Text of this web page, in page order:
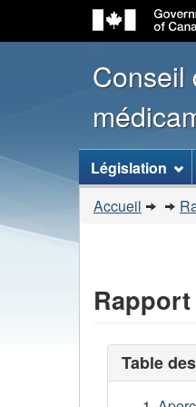
Conseil
Législation
�tes
Accueil
Table